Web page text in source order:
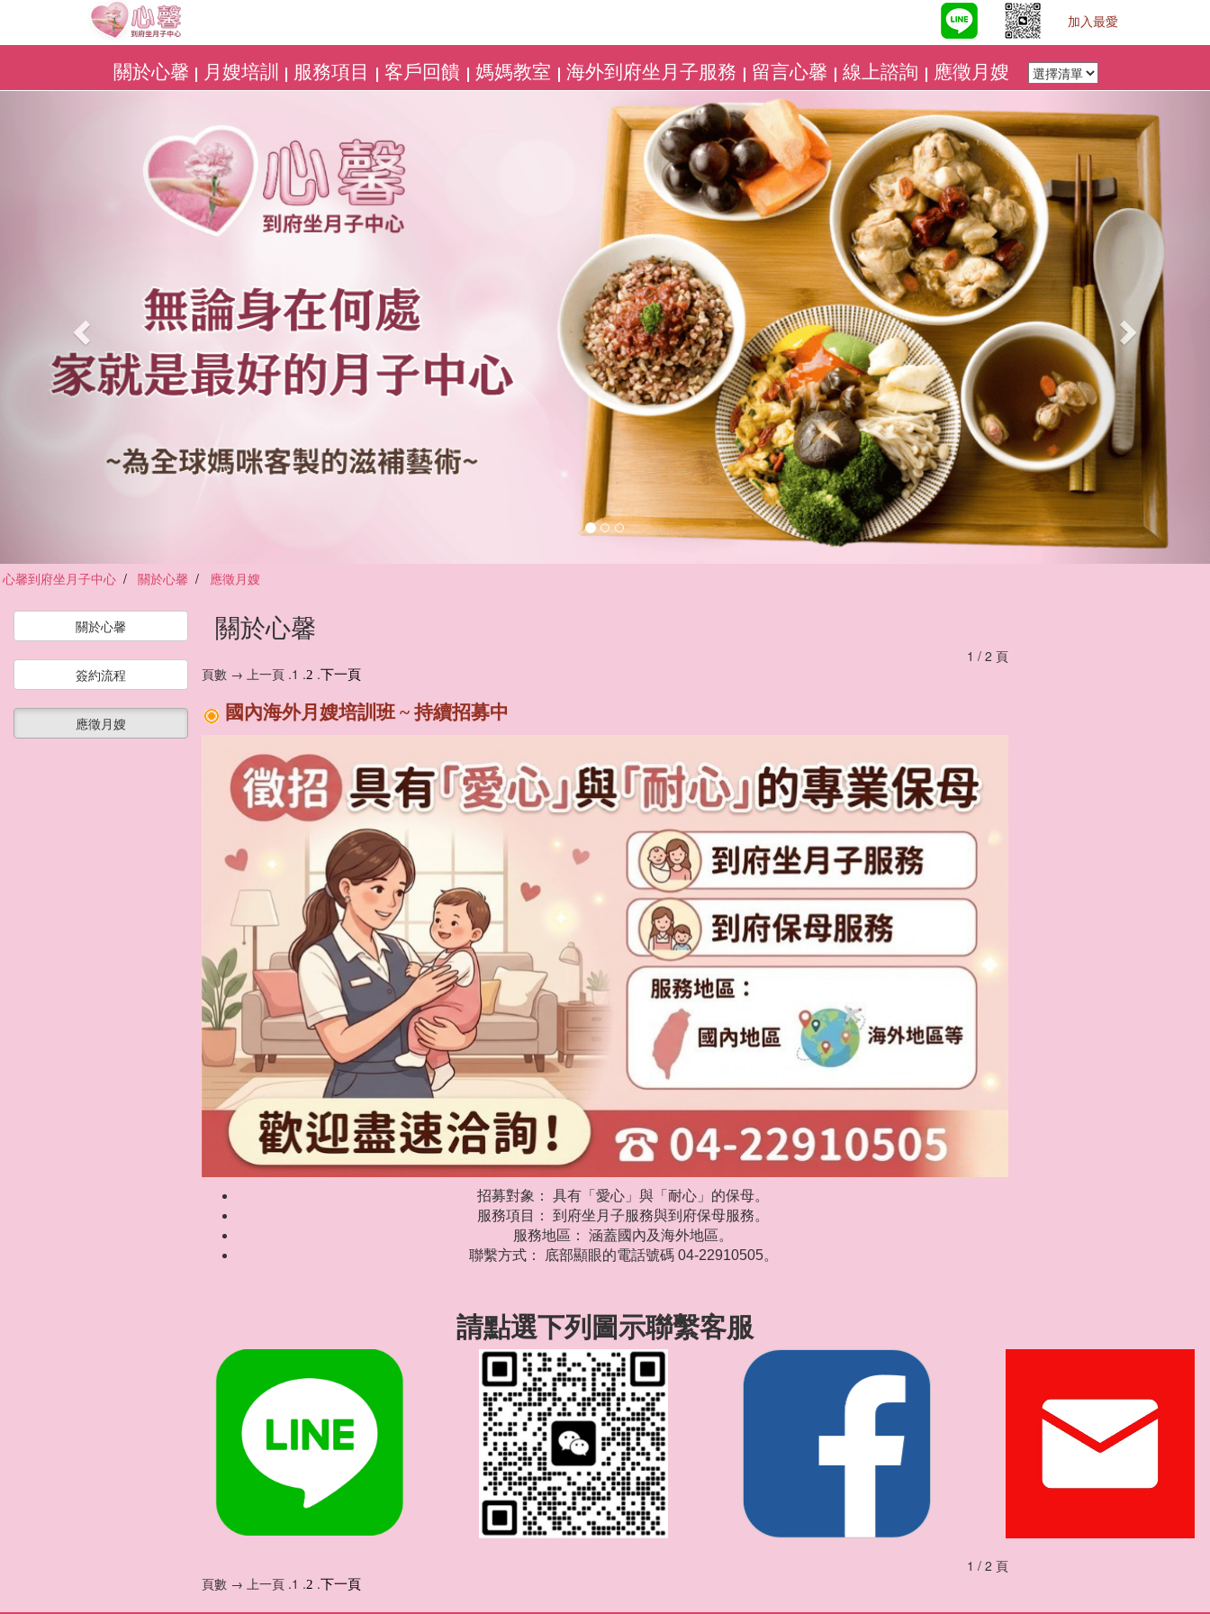
加入最愛
關於心馨 月嫂培訓 服務項目 客戶回饋 媽媽教室 海外到府坐月子服務 留言心馨 線上諮詢 應徵月嫂
心馨到府坐月子中心 關於心馨 應徵月嫂
關於心馨
簽約流程
應徵月嫂
關於心馨
1 / 2 頁
頁數 → 上一頁 .1 .2 .下一頁
國內海外月嫂培訓班 ~ 持續招募中
招募對象： 具有「愛心」與「耐心」的保母。
服務項目： 到府坐月子服務與到府保母服務。
服務地區： 涵蓋國內及海外地區。
聯繫方式： 底部顯眼的電話號碼 04-22910505。
請點選下列圖示聯繫客服
1 / 2 頁
頁數 → 上一頁 .1 .2 .下一頁